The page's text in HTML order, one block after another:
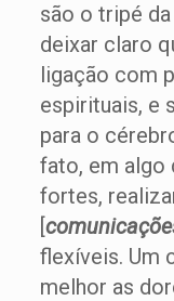
são o tripé
deixar claro
ligação com
espirituais, e
para o
fato, em algo
fortes,
[
flexíveis. Um
melhor as